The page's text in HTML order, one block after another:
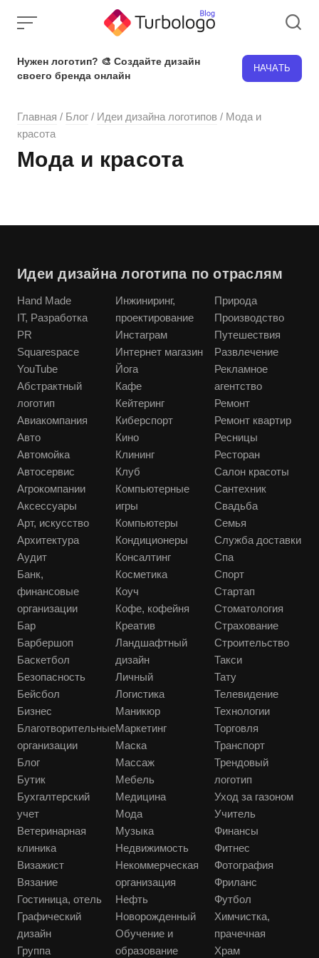
Нужен логотип? 🎨 Создайте дизайн
своего бренда онлайн
НАЧАТЬ
Главная / Блог / Идеи дизайна логотипов / Мода и
красота
Мода и красота
Идеи дизайна логотипа по отраслям
Hand Made
IT, Разработка
PR
Squarespace
YouTube
Абстрактный
логотип
Авиакомпания
Авто
Автомойка
Автосервис
Агрокомпании
Аксессуары
Арт, искусство
Архитектура
Аудит
Банк,
финансовые
организации
Бар
Барбершоп
Баскетбол
Безопасность
Бейсбол
Бизнес
Благотворительные
организации
Блог
Бутик
Бухгалтерский
учет
Ветеринарная
клиника
Визажист
Вязание
Гостиница, отель
Графический
дизайн
Группа
Инжиниринг,
проектирование
Инстаграм
Интернет магазин
Йога
Кафе
Кейтеринг
Киберспорт
Кино
Клининг
Клуб
Компьютерные
игры
Компьютеры
Кондиционеры
Консалтинг
Косметика
Коуч
Кофе, кофейня
Креатив
Ландшафтный
дизайн
Личный
Логистика
Маникюр
Маркетинг
Маска
Массаж
Мебель
Медицина
Мода
Музыка
Недвижимость
Некоммерческая
организация
Нефть
Новорожденный
Обучение и
образование
Природа
Производство
Путешествия
Развлечение
Рекламное
агентство
Ремонт
Ремонт квартир
Ресницы
Ресторан
Салон красоты
Сантехник
Свадьба
Семья
Служба доставки
Спа
Спорт
Стартап
Стоматология
Страхование
Строительство
Такси
Тату
Телевидение
Технологии
Торговля
Транспорт
Трендовый
логотип
Уход за газоном
Учитель
Финансы
Фитнес
Фотография
Фриланс
Футбол
Химчистка,
прачечная
Храм